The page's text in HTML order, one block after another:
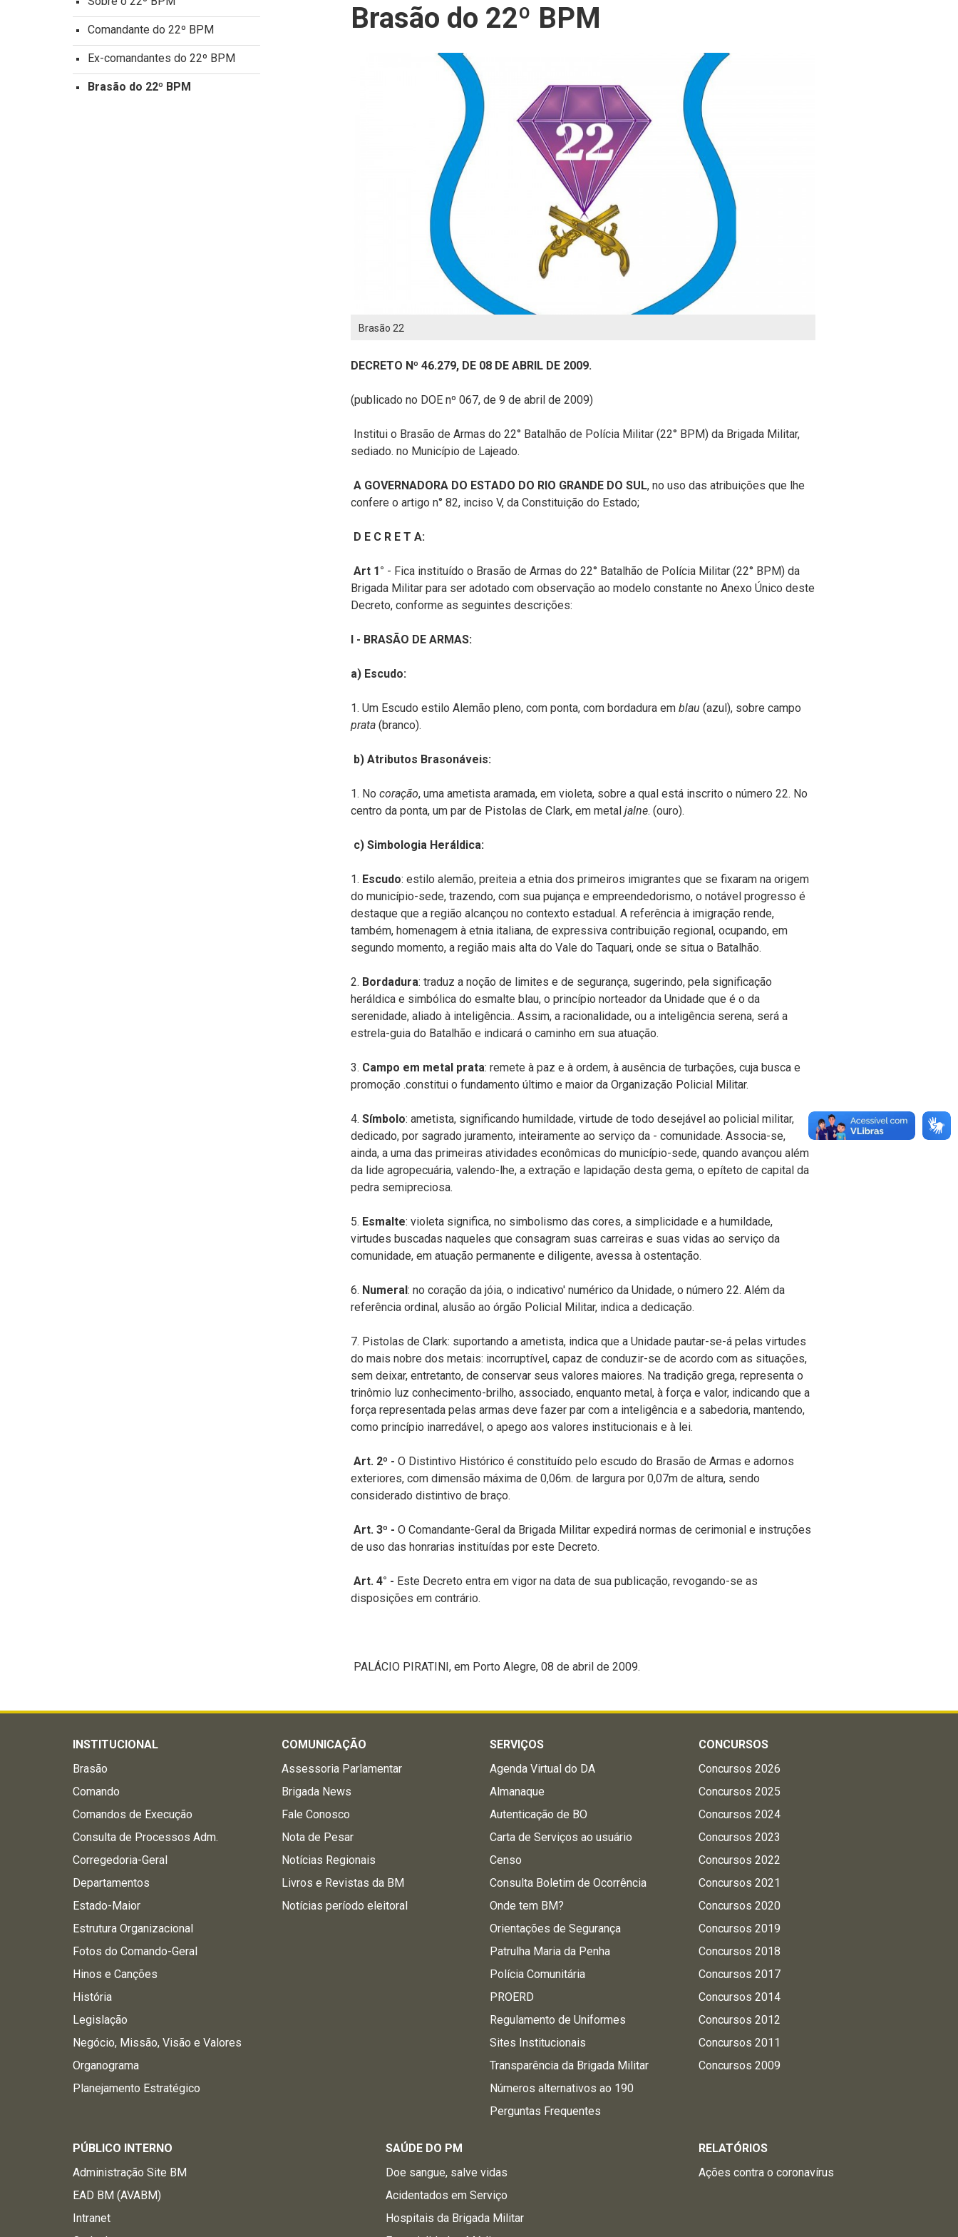
Brasão do 22º BPM
Brasão 22
DECRETO Nº 46.279, DE 08 DE ABRIL DE 2009.
(publicado no DOE nº 067, de 9 de abril de 2009)
Institui o Brasão de Armas do 22° Batalhão de Polícia Militar (22° BPM) da Brigada Militar,
sediado. no Município de Lajeado.
A GOVERNADORA DO ESTADO DO RIO GRANDE DO SUL, no uso das atribuições que lhe
confere o artigo n° 82, inciso V, da Constituição do Estado;
D E C R E T A:
Art 1° - Fica instituído o Brasão de Armas do 22° Batalhão de Polícia Militar (22° BPM) da
Brigada Militar para ser adotado com observação ao modelo constante no Anexo Único deste
Decreto, conforme as seguintes descrições:
I - BRASÃO DE ARMAS:
a) Escudo:
1. Um Escudo estilo Alemão pleno, com ponta, com bordadura em blau (azul), sobre campo
prata (branco).
b) Atributos Brasonáveis:
1. No coração, uma ametista aramada, em violeta, sobre a qual está inscrito o número 22. No
centro da ponta, um par de Pistolas de Clark, em metal jalne. (ouro).
c) Simbologia Heráldica:
1. Escudo: estilo alemão, preiteia a etnia dos primeiros imigrantes que se fixaram na origem
do município-sede, trazendo, com sua pujança e empreendedorismo, o notável progresso é
destaque que a região alcançou no contexto estadual. A referência à imigração rende,
também, homenagem à etnia italiana, de expressiva contribuição regional, ocupando, em
segundo momento, a região mais alta do Vale do Taquari, onde se situa o Batalhão.
2. Bordadura: traduz a noção de limites e de segurança, sugerindo, pela significação
heráldica e simbólica do esmalte blau, o princípio norteador da Unidade que é o da
serenidade, aliado à inteligência.. Assim, a racionalidade, ou a inteligência serena, será a
estrela-guia do Batalhão e indicará o caminho em sua atuação.
3. Campo em metal prata: remete à paz e à ordem, à ausência de turbações, cuja busca e
promoção .constitui o fundamento último e maior da Organização Policial Militar.
4. Símbolo: ametista, significando humildade, virtude de todo desejável ao policial militar,
dedicado, por sagrado juramento, inteiramente ao serviço da - comunidade. Associa-se,
ainda, a uma das primeiras atividades econômicas do município-sede, quando avançou além
da lide agropecuária, valendo-lhe, a extração e lapidação desta gema, o epíteto de capital da
pedra semipreciosa.
5. Esmalte: violeta significa, no simbolismo das cores, a simplicidade e a humildade,
virtudes buscadas naqueles que consagram suas carreiras e suas vidas ao serviço da
comunidade, em atuação permanente e diligente, avessa à ostentação.
6. Numeral: no coração da jóia, o indicativo' numérico da Unidade, o número 22. Além da
referência ordinal, alusão ao órgão Policial Militar, indica a dedicação.
7. Pistolas de Clark: suportando a ametista, indica que a Unidade pautar-se-á pelas virtudes
do mais nobre dos metais: incorruptível, capaz de conduzir-se de acordo com as situações,
sem deixar, entretanto, de conservar seus valores maiores. Na tradição grega, representa o
trinômio luz conhecimento-brilho, associado, enquanto metal, à força e valor, indicando que a
força representada pelas armas deve fazer par com a inteligência e a sabedoria, mantendo,
como princípio inarredável, o apego aos valores institucionais e à lei.
Art. 2º - O Distintivo Histórico é constituído pelo escudo do Brasão de Armas e adornos
exteriores, com dimensão máxima de 0,06m. de largura por 0,07m de altura, sendo
considerado distintivo de braço.
Art. 3º - O Comandante-Geral da Brigada Militar expedirá normas de cerimonial e instruções
de uso das honrarias instituídas por este Decreto.
Art. 4° - Este Decreto entra em vigor na data de sua publicação, revogando-se as
disposições em contrário.
PALÁCIO PIRATINI, em Porto Alegre, 08 de abril de 2009.
Comandante do 22º BPM
Ex-comandantes do 22º BPM
Brasão do 22º BPM
INSTITUCIONAL
Brasão
Comando
Comandos de Execução
Consulta de Processos Adm.
Corregedoria-Geral
Departamentos
Estado-Maior
Estrutura Organizacional
Fotos do Comando-Geral
Hinos e Canções
História
Legislação
Negócio, Missão, Visão e Valores
Organograma
Planejamento Estratégico
COMUNICAÇÃO
Assessoria Parlamentar
Brigada News
Fale Conosco
Nota de Pesar
Notícias Regionais
Livros e Revistas da BM
Notícias período eleitoral
SERVIÇOS
Agenda Virtual do DA
Almanaque
Autenticação de BO
Carta de Serviços ao usuário
Censo
Consulta Boletim de Ocorrência
Onde tem BM?
Orientações de Segurança
Patrulha Maria da Penha
Polícia Comunitária
PROERD
Regulamento de Uniformes
Sites Institucionais
Transparência da Brigada Militar
Números alternativos ao 190
Perguntas Frequentes
CONCURSOS
Concursos 2026
Concursos 2025
Concursos 2024
Concursos 2023
Concursos 2022
Concursos 2021
Concursos 2020
Concursos 2019
Concursos 2018
Concursos 2017
Concursos 2014
Concursos 2012
Concursos 2011
Concursos 2009
PÚBLICO INTERNO
Administração Site BM
EAD BM (AVABM)
Intranet
SAÚDE DO PM
Doe sangue, salve vidas
Acidentados em Serviço
Hospitais da Brigada Militar
RELATÓRIOS
Ações contra o coronavírus